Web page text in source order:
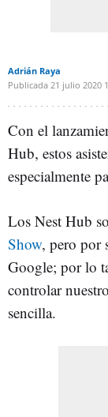
Adrián Raya
Publicada 21 julio 2020
Con el
Hub, estos
especialmente
Los Nest Hub
Show, pero por
Google; por lo
controlar
sencilla.